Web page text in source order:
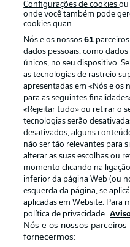
Publicidade
Gerir preferências
Marca
Jogadores
Configurações de cookies
onde você também pode
cookies quan.
Nós e os nossos61
dados pessoais, como
únicos, no seu dispositivo.
as tecnologias de rastreio
apresentadas em «Nós e os
para as seguintes
«Rejeitar tudo» ou retirar o
tecnologias serão
desativados, alguns
não ser tão relevantes para
alterar as suas escolhas ou
momento clicando na
inferior da página Web (ou
esquerda da página, se
aplicadas em Website. Para
política de privacidade.
Nós e os nossos
fornecermos: